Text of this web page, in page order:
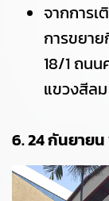
จากการเ
การขยาย
18/1 ถน
แขวงสีล
6. 24 กันยาย